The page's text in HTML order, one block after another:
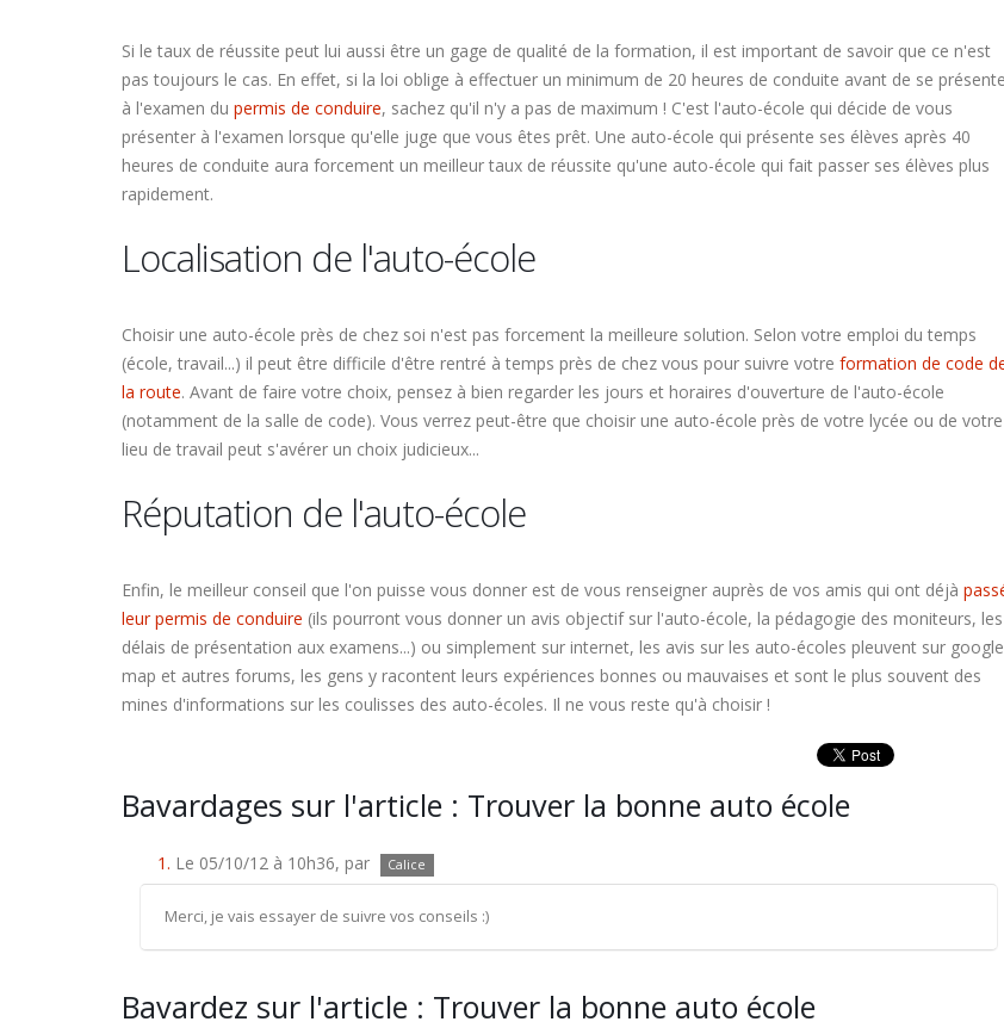
Si le taux de réussite peut lui aussi être un gage de qualité de la formation, il est important de savoir que ce n'est
pas toujours le cas. En effet, si la loi oblige à effectuer un minimum de 20 heures de conduite avant de se
à l'examen du permis de conduire, sachez qu'il n'y a pas de maximum ! C'est l'auto-école qui décide de vous
présenter à l'examen lorsque qu'elle juge que vous êtes prêt. Une auto-école qui présente ses élèves après 40
heures de conduite aura forcement un meilleur taux de réussite qu'une auto-école qui fait passer ses élèves plus
rapidement.
Localisation de l'auto-école
Choisir une auto-école près de chez soi n'est pas forcement la meilleure solution. Selon votre emploi du temps
(école, travail...) il peut être difficile d'être rentré à temps près de chez vous pour suivre votre formation de code
la route. Avant de faire votre choix, pensez à bien regarder les jours et horaires d'ouverture de l'auto-école
(notamment de la salle de code). Vous verrez peut-être que choisir une auto-école près de votre lycée ou de votre
lieu de travail peut s'avérer un choix judicieux...
Réputation de l'auto-école
Enfin, le meilleur conseil que l'on puisse vous donner est de vous renseigner auprès de vos amis qui ont déjà
leur permis de conduire (ils pourront vous donner un avis objectif sur l'auto-école, la pédagogie des moniteurs, les
délais de présentation aux examens...) ou simplement sur internet, les avis sur les auto-écoles pleuvent sur google
map et autres forums, les gens y racontent leurs expériences bonnes ou mauvaises et sont le plus souvent des
mines d'informations sur les coulisses des auto-écoles. Il ne vous reste qu'à choisir !
Bavardages sur l'article : Trouver la bonne auto école
1. Le 05/10/12 à 10h36, par Calice
Merci, je vais essayer de suivre vos conseils :)
Bavardez sur l'article : Trouver la bonne auto école